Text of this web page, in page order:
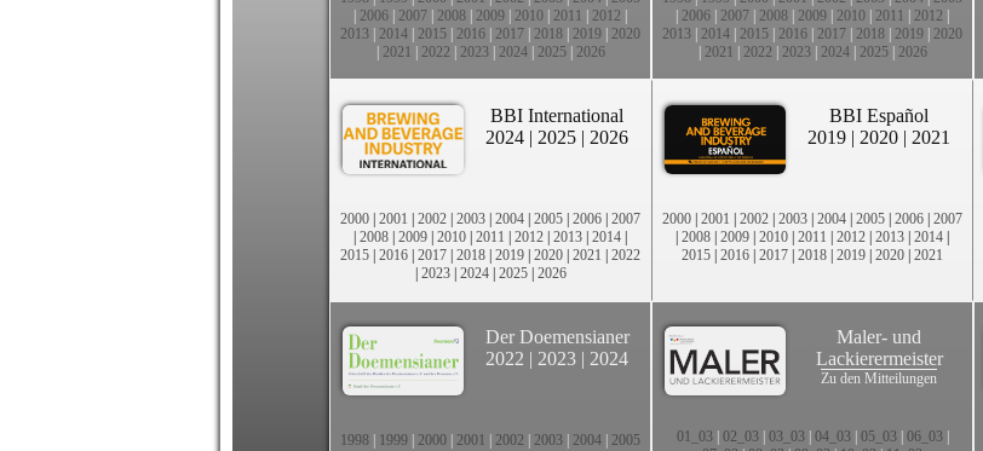
2006 2007 2008 2009 2010 2011 2012
2013 2014 2015 2016 2017 2018 2019 2020
2021 2022 2023| 2024| 2025| 2026
2006 2007 2008 2009 2010 2011 2012
2013 2014 2015 2016 2017 2018 2019 2020
2021 2022 2023| 2024| 2025| 2026
BBI International
2024 | 2025 | 2026
2000 | 2001 | 2002 | 2003 | 2004 | 2005 | 2006 | 2007
| 2008 | 2009 | 2010 | 2011 | 2012 | 2013 | 2014 |
2015 | 2016 | 2017 | 2018 | 2019 | 2020 | 2021 | 2022
| 2023| 2024| 2025| 2026
BBI Español
2019 | 2020 | 2021
2000 | 2001 | 2002 | 2003 | 2004 | 2005 | 2006 | 2007
| 2008 | 2009 | 2010 | 2011 | 2012 | 2013 | 2014 |
2015 | 2016 | 2017 | 2018 | 2019 | 2020 | 2021
Der Doemensianer
2022 | 2023 | 2024
1998 1999 2000 2001 2002 2003 2004 2005
Maler- und
Lackierermeister
Zu den Mitteilungen
01_03| 02_03| 03_03| 04_03| 05_03| 06_03|